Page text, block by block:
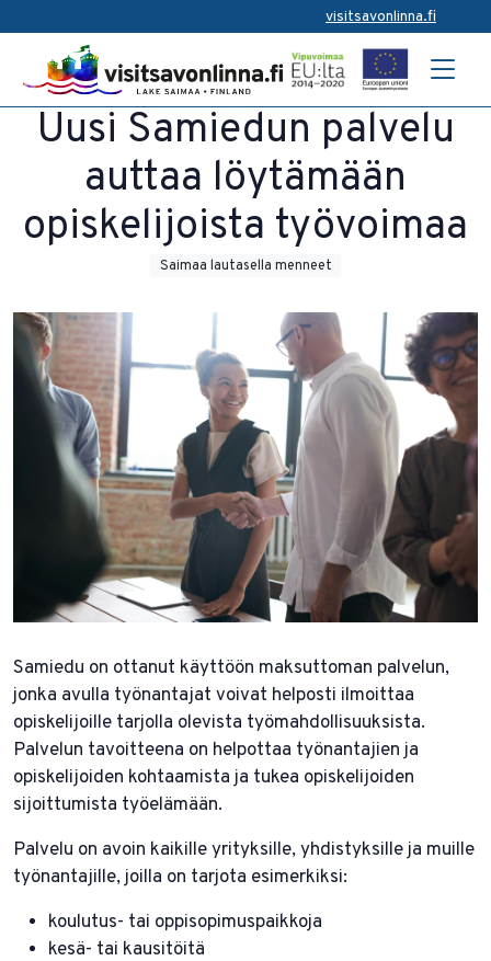
visitsavonlinna.fi
Uusi Samiedun palvelu
auttaa löytämään
opiskelijoista työvoimaa
Saimaa lautasella menneet
Samiedu on ottanut käyttöön maksuttoman palvelun,
jonka avulla työnantajat voivat helposti ilmoittaa
opiskelijoille tarjolla olevista työmahdollisuuksista.
Palvelun tavoitteena on helpottaa työnantajien ja
opiskelijoiden kohtaamista ja tukea opiskelijoiden
sijoittumista työelämään.
Palvelu on avoin kaikille yrityksille, yhdistyksille ja muille
työnantajille, joilla on tarjota esimerkiksi:
koulutus- tai oppisopimuspaikkoja
kesä- tai kausitöitä